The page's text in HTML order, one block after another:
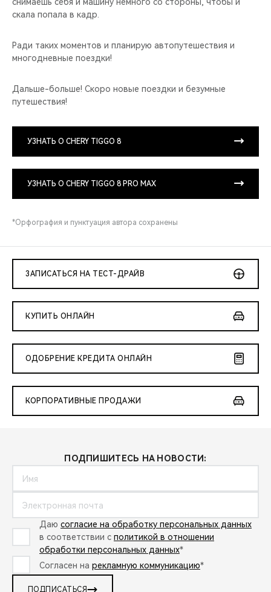
скала попала в кадр.
Ради таких моментов и планирую автопутешествия и
многодневные поездки!
Дальше-больше! Скоро новые поездки и безумные
путешествия!
УЗНАТЬ О CHERY TIGGO 8
УЗНАТЬ О CHERY TIGGO 8 PRO MAX
*Орфография и пунктуация автора сохранены
ЗАПИСАТЬСЯ НА ТЕСТ-ДРАЙВ
КУПИТЬ ОНЛАЙН
ОДОБРЕНИЕ КРЕДИТА ОНЛАЙН
КОРПОРАТИВНЫЕ ПРОДАЖИ
ПОДПИШИТЕСЬ НА НОВОСТИ:
Даю согласие на обработку персональных данных
в соответствии с политикой в отношении
обработки персональных данных*
Согласен на рекламную коммуникацию*
ПОДПИСАТЬСЯ